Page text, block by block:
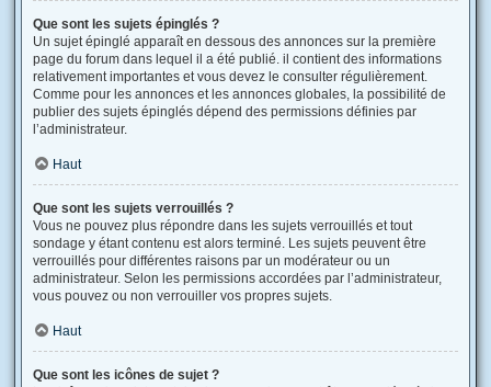
Que sont les sujets épinglés ?
Un sujet épinglé apparaît en dessous des annonces sur la première
page du forum dans lequel il a été publié. il contient des informations
relativement importantes et vous devez le consulter régulièrement.
Comme pour les annonces et les annonces globales, la possibilité de
publier des sujets épinglés dépend des permissions définies par
l’administrateur.
Haut
Que sont les sujets verrouillés ?
Vous ne pouvez plus répondre dans les sujets verrouillés et tout
sondage y étant contenu est alors terminé. Les sujets peuvent être
verrouillés pour différentes raisons par un modérateur ou un
administrateur. Selon les permissions accordées par l’administrateur,
vous pouvez ou non verrouiller vos propres sujets.
Haut
Que sont les icônes de sujet ?